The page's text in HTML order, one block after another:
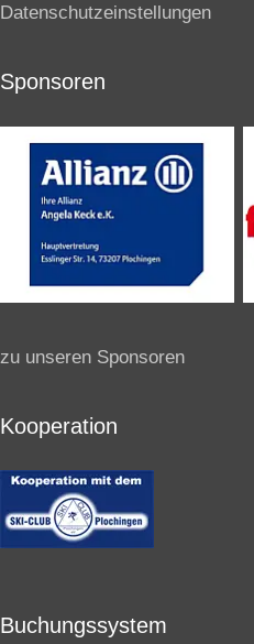
Datenschutzeinstellungen
Sponsoren
zu unseren Sponsoren
Kooperation
Buchungssystem